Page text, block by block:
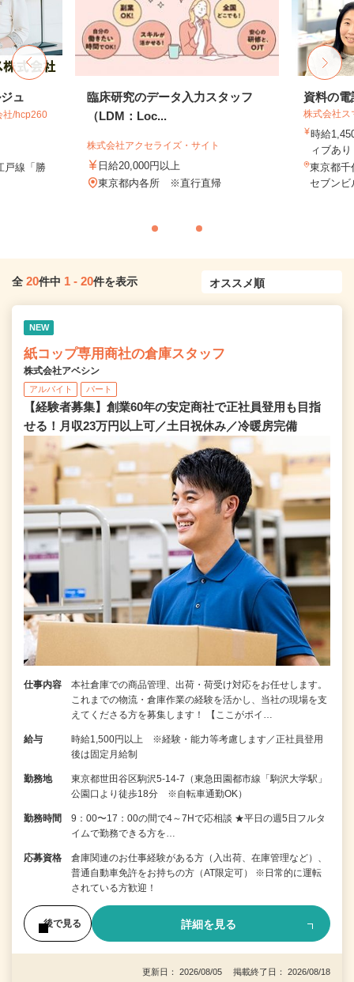
ュ
社/hcp260
戸線「勝
臨床研究のデータ入力スタッフ
（LDM：Loc...
株式会社アクセライズ・サイト
日給20,000円以上
東京都内各所 ※直行直帰
資料の
株式会社ス
時給
ィブあ
東京都
セブン
全 20件中 1 - 20件を表示
NEW
紙コップ専用商社の倉庫スタッフ
株式会社アベシン
アルバイト パート
【経験者募集】創業60年の安定商社で正社員登用も目指
せる！月収23万円以上可／土日祝休み／冷暖房完備
仕事内容
本社倉庫での商品管理、出荷・荷受け対応をお任せします。
これまでの物流・倉庫作業の経験を活かし、当社の現場を支
えてくださる方を募集します！ 【ここがポイ…
給与
時給1,500円以上 ※経験・能力等考慮します／正社員登用
後は固定月給制
勤務地
東京都世田谷区駒沢5-14-7（東急田園都市線「駒沢大学駅」
公園口より徒歩18分 ※自転車通勤OK）
勤務時間
9：00〜17：00の間で4～7Hで応相談 ★平日の週5日フルタ
イムで勤務できる方を…
応募資格
倉庫関連のお仕事経験がある方（入出荷、在庫管理など）、
普通自動車免許をお持ちの方（AT限定可） ※日常的に運転
されている方歓迎！
後で見る 詳細を見る
更新日： 2026/08/05 掲載終了日： 2026/08/18